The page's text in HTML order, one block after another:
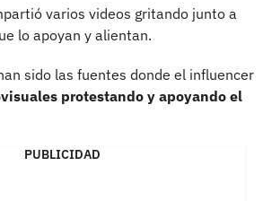
varios videos gritando junto a
lo apoyan y alientan.
sido las fuentes donde el influencer
protestando y apoyando el
PUBLICIDAD